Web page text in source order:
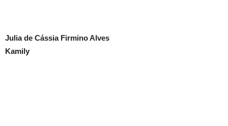
Julia de Cássia Firmino Alves
Kamily